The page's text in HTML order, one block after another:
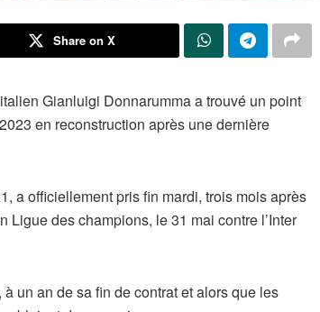
Share on X
Gianluigi Donnarumma a trouvé un point
en reconstruction après une dernière
a officiellement pris fin mardi, trois mois après
des champions, le 31 mai contre l’Inter
un an de sa fin de contrat et alors que les